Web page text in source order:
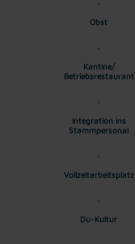
Obst
Kantine/
Betriebsrestaurant
Integration ins
Stammpersonal
Vollzeitarbeitsplatz
Du-Kultur